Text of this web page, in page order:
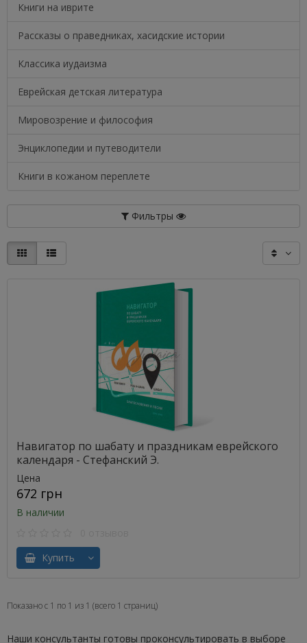
Книги на иврите
Рассказы о праведниках, хасидские истории
Классика иудаизма
Еврейская детская литература
Мировозрение и философия
Энциклопедии и путеводители
Книги в кожаном переплете
Фильтры
Навигатор по шабату и праздникам еврейского
календаря - Стефанский Э.
Цена
672 грн
В наличии
Купить
Показано с 1 по 1 из 1 (всего 1 страниц)
Наши консультанты готовы проконсультировать в выборе